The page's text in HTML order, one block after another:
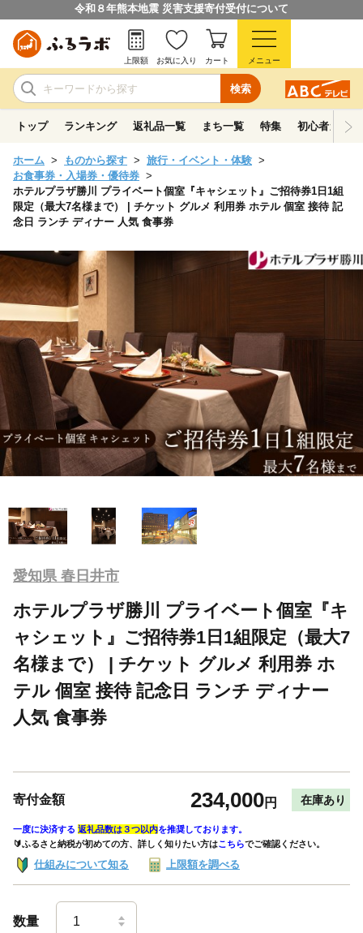
令和８年熊本地震 災害支援寄付受付について
検索
上限額 お気に入り カート メニュー
トップ ランキング 返礼品一覧 まち一覧 特集 初心者ガイド
ホーム ものから探す
旅行・イベント・体験
お食事券・入場券・優待券
ホテルプラザ勝川 プライベート個室『キャシェット』ご招待券1日1組
限定（最大7名様まで） | チケット グルメ 利用券 ホテル 個室 接待 記
念日 ランチ ディナー 人気 食事券
愛知県 春日井市
ホテルプラザ勝川 プライベート個室『キ
ャシェット』ご招待券1日1組限定（最大7
名様まで） | チケット グルメ 利用券 ホ
テル 個室 接待 記念日 ランチ ディナー
人気 食事券
寄付金額 234,000円 在庫あり
一度に決済する 返礼品数は３つ以内を推奨しております。
🔰ふるさと納税が初めての方、詳しく知りたい方はこちらでご確認ください。
仕組みについて知る 上限額を調べる
数量